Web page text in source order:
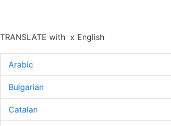
TRANSLATE with x English
Arabic
Bulgarian
Catalan